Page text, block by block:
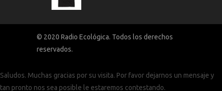
© 2020 Radio Ecológica. Todos los derechos
reservados.
Saludos. Muchas gracias por su visita. Por favor dejarnos un mensaje y
tan pronto nos sea posible le estaremos contestando.